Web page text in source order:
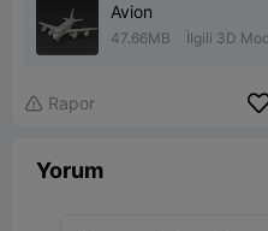
Avion
47.66MB İlgili 3D
 Rapor
Yorum